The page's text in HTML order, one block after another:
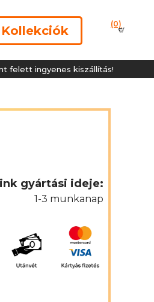
Kollekciók (0)
kiszállítás!
gyártási ideje:
1-3 munkanap